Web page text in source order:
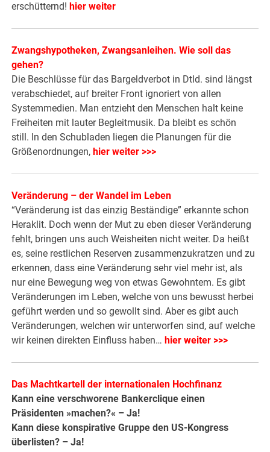
erschütternd! hier weiter
Zwangshypotheken, Zwangsanleihen. Wie soll das
gehen?
Die Beschlüsse für das Bargeldverbot in Dtld. sind längst
verabschiedet, auf breiter Front ignoriert von allen
Systemmedien. Man entzieht den Menschen halt keine
Freiheiten mit lauter Begleitmusik. Da bleibt es schön
still. In den Schubladen liegen die Planungen für die
Größenordnungen, hier weiter >>>
Veränderung – der Wandel im Leben
“Veränderung ist das einzig Beständige” erkannte schon
Heraklit. Doch wenn der Mut zu eben dieser Veränderung
fehlt, bringen uns auch Weisheiten nicht weiter. Da heißt
es, seine restlichen Reserven zusammenzukratzen und zu
erkennen, dass eine Veränderung sehr viel mehr ist, als
nur eine Bewegung weg von etwas Gewohntem. Es gibt
Veränderungen im Leben, welche von uns bewusst herbei
geführt werden und so gewollt sind. Aber es gibt auch
Veränderungen, welchen wir unterworfen sind, auf welche
wir keinen direkten Einfluss haben… hier weiter >>>
Das Machtkartell der internationalen Hochfinanz
Kann eine verschworene Bankerclique einen
Präsidenten »machen?« – Ja!
Kann diese konspirative Gruppe den US-Kongress
überlisten? – Ja!